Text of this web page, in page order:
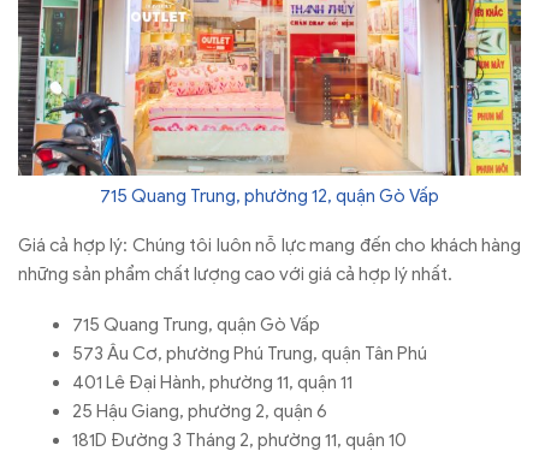
715 Quang Trung, phường 12, quận Gò Vấp
Giá cả hợp lý: Chúng tôi luôn nỗ lực mang đến cho khách hàng
những sản phẩm chất lượng cao với giá cả hợp lý nhất.
715 Quang Trung, quận Gò Vấp
573 Âu Cơ, phường Phú Trung, quận Tân Phú
401 Lê Đại Hành, phường 11, quận 11
25 Hậu Giang, phường 2, quận 6
181D Đường 3 Tháng 2, phường 11, quận 10